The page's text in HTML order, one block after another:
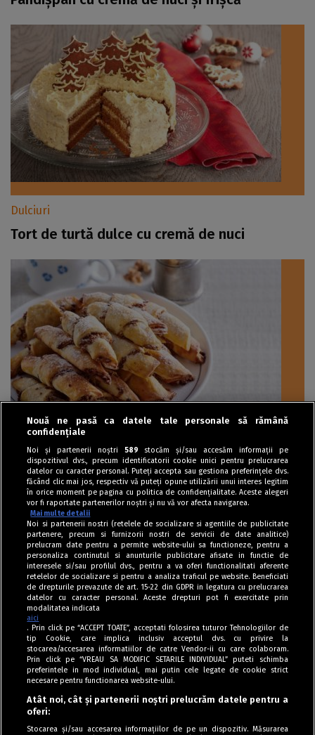
Dulciuri
Tort de turtă dulce cu cremă de nuci
Deserturi de post
Cornulețe de post cu cremă de nuci
Tag index
Program Antena 1
Nouă ne pasă ca datele tale personale să rămână
confidențiale
Noi și partenerii noștri 589 stocăm și/sau accesăm informații pe
dispozitivul dvs., precum identificatorii cookie unici pentru prelucrarea
datelor cu caracter personal. Puteți accepta sau gestiona preferințele dvs.
făcând clic mai jos, respectiv vă puteți opune utilizării unui interes legitim
în orice moment pe pagina cu politica de confidențialitate. Aceste alegeri
vor fi raportate partenerilor noștri și nu vă vor afecta navigarea.
Mai multe detalii
Noi si partenerii nostri (retelele de socializare si agentiile de publicitate
partenere, precum si furnizorii nostri de servicii de date analitice)
prelucram date pentru a permite website-ului sa functioneze, pentru a
personaliza continutul si anunturile publicitare afisate in functie de
interesele si/sau profilul dvs., pentru a va oferi functionalitati aferente
retelelor de socializare si pentru a analiza traficul pe website. Beneficiati
de drepturile prevazute de art. 15-22 din GDPR in legatura cu prelucrarea
datelor cu caracter personal. Aceste drepturi pot fi exercitate prin
modalitatea indicata
aici
. Prin click pe “ACCEPT TOATE”, acceptati folosirea tuturor Tehnologiilor de
tip Cookie, care implica inclusiv acceptul dvs. cu privire la
stocarea/accesarea informatiilor de catre Vendor-ii cu care colaboram.
Prin click pe “VREAU SA MODIFIC SETARILE INDIVIDUAL” puteti schimba
preferintele in mod individual, mai putin cele legate de cookie strict
necesare pentru functionarea website-ului.
Atât noi, cât și partenerii noștri prelucrăm datele pentru a
oferi:
Stocarea și/sau accesarea informațiilor de pe un dispozitiv. Măsurarea